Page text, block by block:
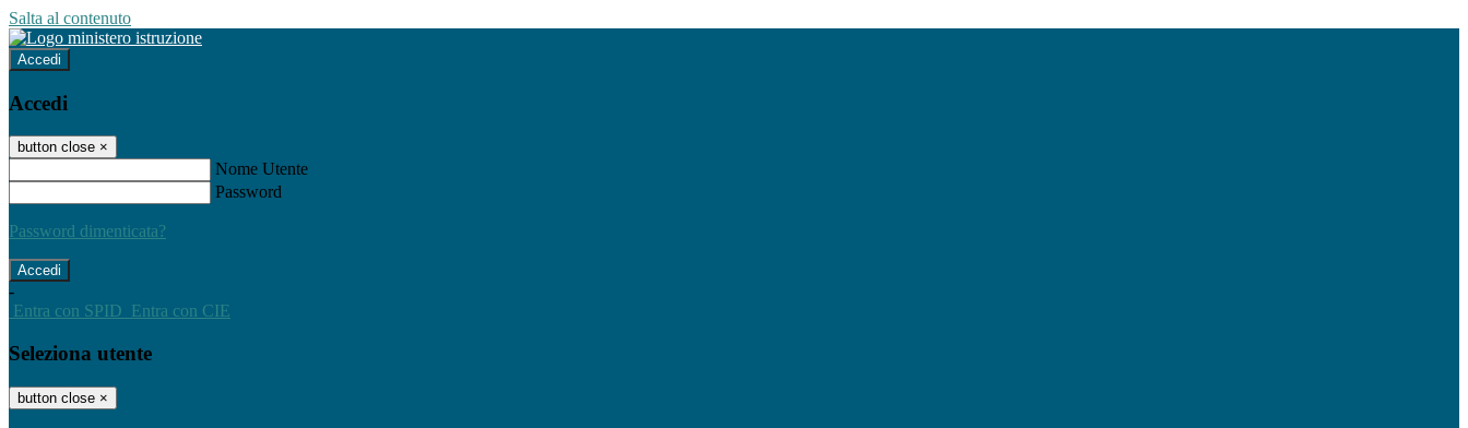
Salta al contenuto
Accedi
Accedi
button close ×
Nome Utente
Password
Password dimenticata?
-
Entra con SPID Entra con CIE
Seleziona utente
button close ×